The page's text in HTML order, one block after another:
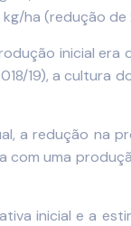
ha (redução de
inicial era
19), a cultura
a redução na
com uma
inicial e a